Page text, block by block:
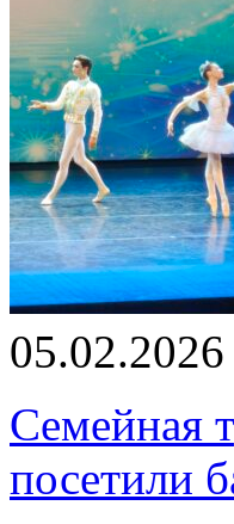
05.02.2026
Семейная
посетили